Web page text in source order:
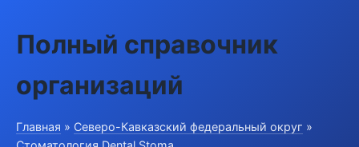
Полный справочник
организаций
Главная » Северо-Кавказский федеральный округ »